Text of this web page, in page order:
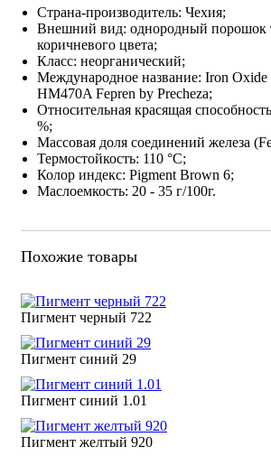
Страна-производитель: Чехия;
Внешний вид: однородный порошок
коричневого цвета;
Класс: неорганический;
Международное название: Iron
HM470A Fepren by Precheza;
Относительная красящая
%;
Массовая доля соединений железа
Термостойкость: 110 °С;
Колор индекс: Pigment Brown 6;
Маслоемкость: 20 - 35 г/100г.
Похожие товары
Пигмент черный 722
Пигмент синий 29
Пигмент синий 1.01
Пигмент желтый 920